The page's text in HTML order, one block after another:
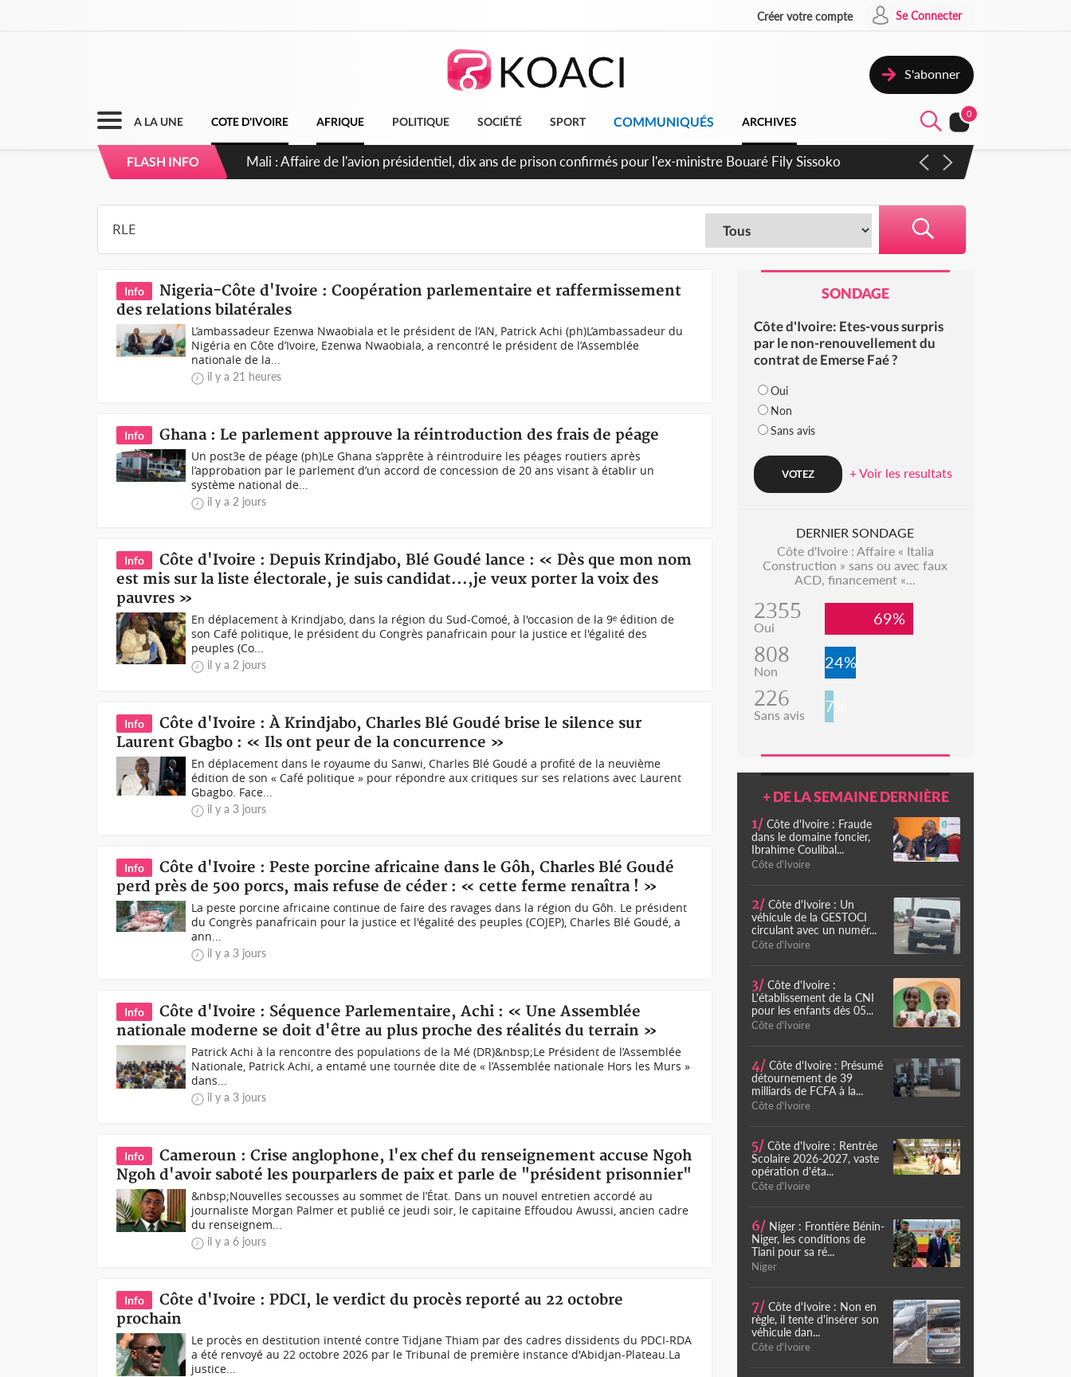
Créer votre compte Se Connecter
S'abonner
A LA UNE COTE D'IVOIRE AFRIQUE POLITIQUE SOCIÉTÉ SPORT COMMUNIQUÉS ARCHIVES
0
FLASH INFO Nigeria : Le Togo et le Cameroun principaux acheteurs des produits de la raffinerie Dangote en juillet
Info
Nigeria-Côte d'Ivoire : Coopération parlementaire et raffermissement
des relations bilatérales
L’ambassadeur Ezenwa Nwaobiala et le président de l’AN, Patrick Achi (ph)L’ambassadeur du
Nigéria en Côte d’Ivoire, Ezenwa Nwaobiala, a rencontré le président de l’Assemblée
nationale de la...
il y a 21 heures
Info Ghana : Le parlement approuve la réintroduction des frais de péage
Un post3e de péage (ph)Le Ghana s’apprête à réintroduire les péages routiers après
l’approbation par le parlement d’un accord de concession de 20 ans visant à établir un
système national de...
il y a 2 jours
Info
Côte d'Ivoire : Depuis Krindjabo, Blé Goudé lance : « Dès que mon nom
est mis sur la liste électorale, je suis candidat...,je veux porter la voix des
pauvres »
En déplacement à Krindjabo, dans la région du Sud-Comoé, à l'occasion de la 9ᵉ édition de
son Café politique, le président du Congrès panafricain pour la justice et l'égalité des
peuples (Co...
il y a 2 jours
Info
Côte d'Ivoire : À Krindjabo, Charles Blé Goudé brise le silence sur
Laurent Gbagbo : « Ils ont peur de la concurrence »
En déplacement dans le royaume du Sanwi, Charles Blé Goudé a profité de la neuvième
édition de son « Café politique » pour répondre aux critiques sur ses relations avec Laurent
Gbagbo. Face...
il y a 3 jours
Info
Côte d'Ivoire : Peste porcine africaine dans le Gôh, Charles Blé Goudé
perd près de 500 porcs, mais refuse de céder : « cette ferme renaîtra ! »
La peste porcine africaine continue de faire des ravages dans la région du Gôh. Le président
du Congrès panafricain pour la justice et l'égalité des peuples (COJEP), Charles Blé Goudé, a
ann...
il y a 3 jours
Info
Côte d'Ivoire : Séquence Parlementaire, Achi : « Une Assemblée
nationale moderne se doit d'être au plus proche des réalités du terrain »
Patrick Achi à la rencontre des populations de la Mé (DR)&nbsp;Le Président de l’Assemblée
Nationale, Patrick Achi, a entamé une tournée dite de « l’Assemblée nationale Hors les Murs »
dans...
il y a 3 jours
Info
Cameroun : Crise anglophone, l'ex chef du renseignement accuse Ngoh
Ngoh d'avoir saboté les pourparlers de paix et parle de "président prisonnier"
&nbsp;Nouvelles secousses au sommet de l’État. Dans un nouvel entretien accordé au
journaliste Morgan Palmer et publié ce jeudi soir, le capitaine Effoudou Awussi, ancien cadre
du renseignem...
il y a 6 jours
Info
Côte d'Ivoire : PDCI, le verdict du procès reporté au 22 octobre
prochain
Le procès en destitution intenté contre Tidjane Thiam par des cadres dissidents du PDCI-RDA
a été renvoyé au 22 octobre 2026 par le Tribunal de première instance d'Abidjan-Plateau.La
justice...
SONDAGE
Côte d'Ivoire: Etes-vous surpris
par le non-renouvellement du
contrat de Emerse Faé ?
Oui
Non
Sans avis
+ Voir les resultats
DERNIER SONDAGE
Côte d'Ivoire : Affaire « Italia
Construction » sans ou avec faux
ACD, financement «...
2355
Oui 69%
808
Non 24%
226
Sans avis 7%
+ DE LA SEMAINE DERNIÈRE
1/ Côte d'Ivoire : Fraude
dans le domaine foncier,
Ibrahime Coulibal...
Côte d'Ivoire
2/ Côte d'Ivoire : Un
véhicule de la GESTOCI
circulant avec un numér...
Côte d'Ivoire
3/ Côte d'Ivoire :
L'établissement de la CNI
pour les enfants dès 05...
Côte d'Ivoire
4/ Côte d'Ivoire : Présumé
détournement de 39
milliards de FCFA à la...
Côte d'Ivoire
5/ Côte d'Ivoire : Rentrée
Scolaire 2026-2027, vaste
opération d'éta...
Côte d'Ivoire
6/ Niger : Frontière Bénin-
Niger, les conditions de
Tiani pour sa ré...
Niger
7/ Côte d'Ivoire : Non en
règle, il tente d'insérer son
véhicule dan...
Côte d'Ivoire